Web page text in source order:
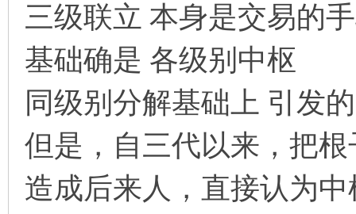
三级联立 本身是交易的
基础确是 各级别中枢
同级别分解基础上 引发
但是，自三代以来，把
造成后来人，直接认为